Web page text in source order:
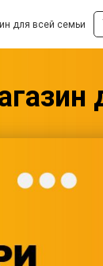
для всей семьи